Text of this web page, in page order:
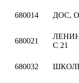
680014 ДОС,
680021
С 21
680032